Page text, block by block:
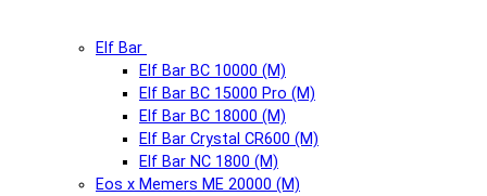
Elf Bar
Elf Bar BC 10000 (М)
Elf Bar BC 15000 Pro (М)
Elf Bar BC 18000 (М)
Elf Bar Crystal CR600 (М)
Elf Bar NC 1800 (М)
Eos x Memers ME 20000 (М)